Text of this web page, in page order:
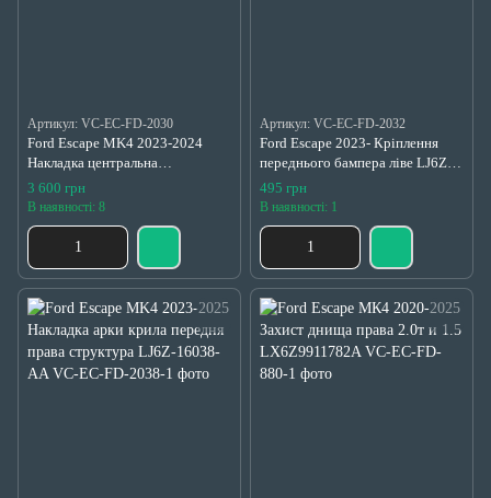
Артикул: VC-EC-FD-2030
Ford Escape MK4 2023-2024
Накладка центральна
переднього бампера срібло
PJ6Z8419A
3 600 грн
В наявності: 8
Артикул: VC-EC-FD-2032
Ford Escape 2023- Кріплення
переднього бампера ліве LJ6Z-
17C947-A
495 грн
В наявності: 1